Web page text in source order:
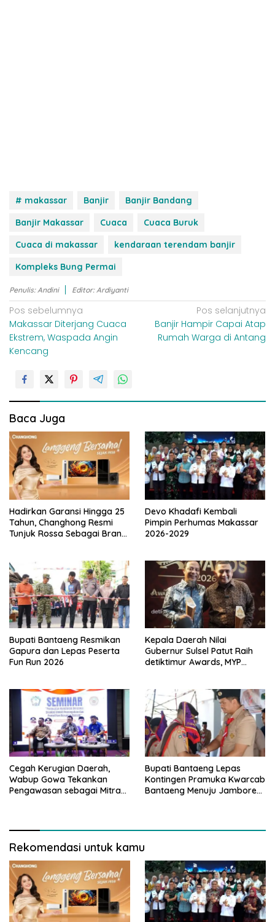
# makassar Banjir
Banjir Bandang
Banjir Makassar
Cuaca
Cuaca Buruk
Cuaca di makassar
kendaraan terendam banjir
Kompleks Bung Permai
Penulis: Andini Editor: Ardiyanti
N
a
v
a
s
i
p
o
s
Pos sebelumnya
Makassar Diterjang Cuaca
Ekstrem, Waspada Angin
Kencang
Pos selanjutnya
Banjir Hampir Capai Atap
Rumah Warga di Antang
Baca Juga
Hadirkan Garansi Hingga 25
Tahun, Changhong Resmi
Tunjuk Rossa Sebagai Brand
Devo Khadafi Kembali
Pimpin Perhumas Makassar
2026-2029
Bupati Bantaeng Resmikan
Gapura dan Lepas Peserta
Fun Run 2026
Kepala Daerah Nilai
Gubernur Sulsel Patut Raih
detiktimur Awards, MYP
Cegah Kerugian Daerah,
Wabup Gowa Tekankan
Pengawasan sebagai Mitra
Bupati Bantaeng Lepas
Kontingen Pramuka Kwarcab
Bantaeng Menuju Jambore
Rekomendasi untuk kamu